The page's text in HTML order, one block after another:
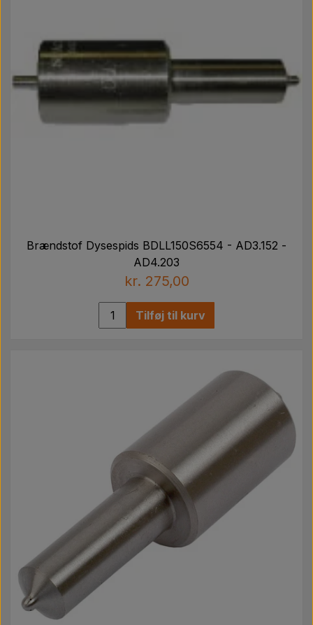
Brændstof Dysespids BDLL150S6554 - AD3.152 -
AD4.203
kr. 275,00
Tilføj til kurv